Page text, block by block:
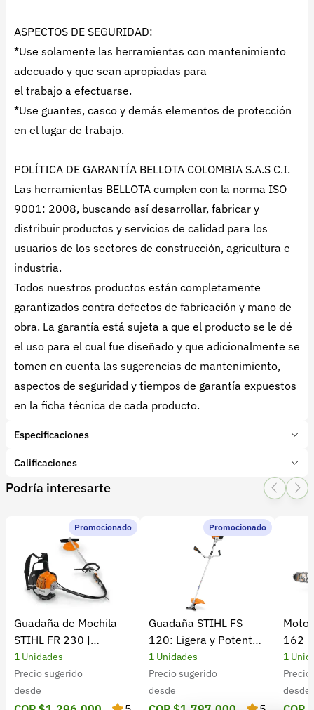
ASPECTOS DE SEGURIDAD:
*Use solamente las herramientas con mantenimiento
adecuado y que sean apropiadas para
el trabajo a efectuarse.
*Use guantes, casco y demás elementos de protección
en el lugar de trabajo.
POLÍTICA DE GARANTÍA BELLOTA COLOMBIA S.A.S C.I.
Las herramientas BELLOTA cumplen con la norma ISO
9001: 2008, buscando así desarrollar, fabricar y
distribuir productos y servicios de calidad para los
usuarios de los sectores de construcción, agricultura e
industria.
Todos nuestros productos están completamente
garantizados contra defectos de fabricación y mano de
obra. La garantía está sujeta a que el producto se le dé
el uso para el cual fue diseñado y que adicionalmente se
tomen en cuenta las sugerencias de mantenimiento,
aspectos de seguridad y tiempos de garantía expuestos
en la ficha técnica de cada producto.
Especificaciones
Marca:
BELLOTA
Tipo de producto:Insumo
Subcategoría:Herramientas manuales (Cuchillos, machetes,
Calificaciones
1 Star
2 Star
3 Star4 Star
0 calificaciones
5 Estrellas
4 Estrellas
3 Estrellas
2 Estrellas
1 Estrellas
Podría interesarte
Promocionado
Guadaña de Mochila
STIHL FR 230 |
Potencia y rendimiento
1 Unidades
Precio sugerido
desde
Promocionado
Guadaña STIHL FS
120: Ligera y Potente
para el Campo
1 Unidades
Precio sugerido
desde
162 |
1
desde